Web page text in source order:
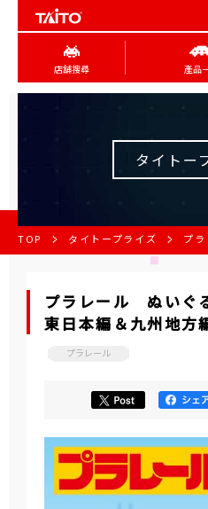
店舖搜尋 產品
タイトー
TOP タイトープライズ プ
プラレール ぬいぐ
東日本編＆九州地方
プラレール